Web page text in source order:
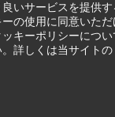
いサービスを提供
の使用に同意いた
キーポリシーにつ
詳しくは当サイトの